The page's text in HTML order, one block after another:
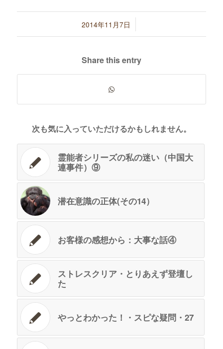
2014年11月7日
/
Share this entry
次も気に入っていただけるかもしれません。
霊能者シリーズの私の迷い（中国大
連事件）⑨
潜在意識の正体(その14）
お客様の感想から：大事な話④
ストレスクリア・とりあえず登壇し
た
やっとわかった！・スピな疑問・27